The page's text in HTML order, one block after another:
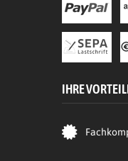
IHRE